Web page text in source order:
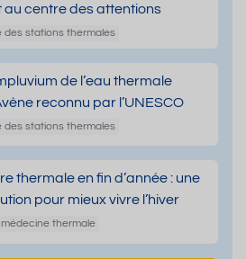
au centre des attentions
des stations thermales
de l’eau thermale
reconnu par l’UNESCO
des stations thermales
thermale en fin d’année : une
pour mieux vivre l’hiver
médecine thermale